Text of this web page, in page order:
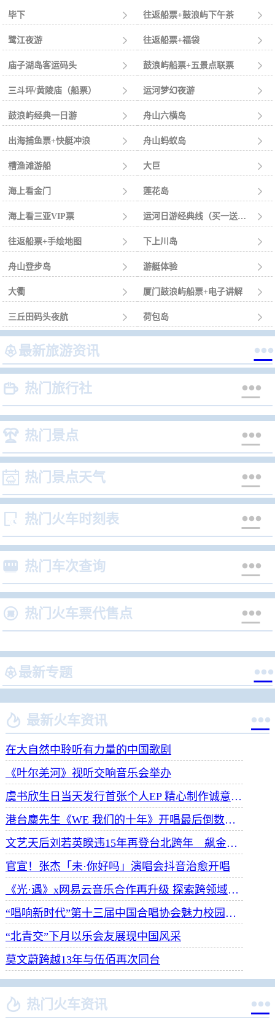
毕下  往返船票+鼓浪屿下午茶 
鹭江夜游  往返船票+福袋 
庙子湖岛客运码头  鼓浪屿船票+五景点联票 
三斗坪/黄陵庙（船票）  运河梦幻夜游 
鼓浪屿经典一日游  舟山六横岛 
出海捕鱼票+快艇冲浪  舟山蚂蚁岛 
槽渔滩游船  大巨 
海上看金门  莲花岛 
海上看三亚VIP票  运河日游经典线（买一送一） 
往返船票+手绘地图  下上川岛 
舟山登步岛  游艇体验 
大衢  厦门鼓浪屿船票+电子讲解 
三丘田码头夜航  荷包岛 
最新旅游资讯 
 热门旅行社 
 热门景点 
 热门景点天气 
 热门火车时刻表 
 热门车次查询 
 热门火车票代售点 
最新专题 
 最新火车资讯 
在大自然中聆听有力量的中国歌剧
《叶尔羌河》视听交响音乐会举办
虞书欣生日当天发行首张个人EP 精心制作诚意满满
港台麋先生《WE 我们的十年》开唱最后倒数 惊喜释出10周年纪念单曲宠粉
文艺天后刘若英睽违15年再登台北跨年 飙金嗓演唱经典招牌歌掀回忆杀
官宣！张杰「未·你好吗」演唱会抖音治愈开唱
《光·遇》x网易云音乐合作再升级 探索跨领域社交新体验
“唱响新时代”第十三届中国合唱协会魅力校园合唱展演开幕
“北青交”下月以乐会友展现中国风采
莫文蔚跨越13年与伍佰再次同台
 热门火车资讯 